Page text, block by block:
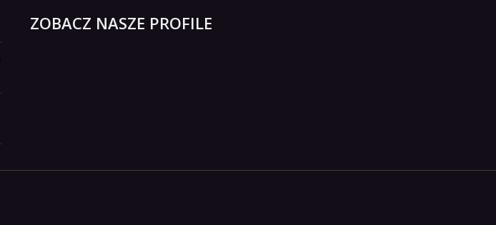
ZOBACZ NASZE PROFILE